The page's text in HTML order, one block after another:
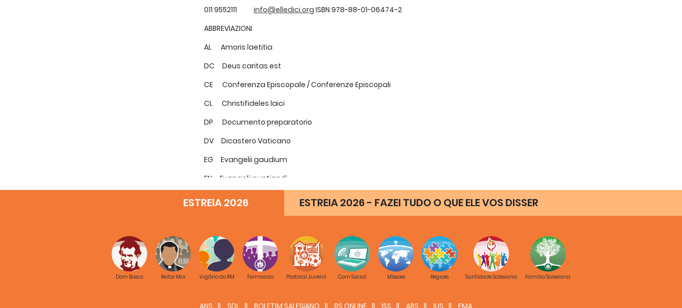
011 9552111 info@elledici.org ISBN 978-88-01-06474-2
ABBREVIAZIONI
AL Amoris laetitia
DC Deus caritas est
CE Conferenza Episcopale / Conferenze Episcopali
CL Christifideles laici
DP Documento preparatorio
DV Dicastero Vaticano
EG Evangelii gaudium
EN Evangelii nuntiandi
GMG Giornata mondiale della gioventù
GE Gaudete et exsultate
GS Gaudium et spes
IE luvenescit ecclesia
LF Lumen fidei
ESTREIA 2026 ESTREIA 2026 - FAZEI TUDO O QUE ELE VOS DISSER
Dom Bosco Reitor Mor Vigário do RM Formacao Pastoral Juvenil Com Social Missoes Regioes Santidade Salesiana Familia Salesiana